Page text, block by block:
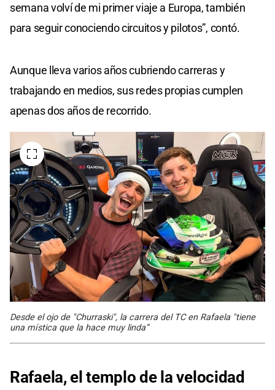
semana volví de mi primer viaje a Europa, también
para seguir conociendo circuitos y pilotos”, contó.
Aunque lleva varios años cubriendo carreras y
trabajando en medios, sus redes propias cumplen
apenas dos años de recorrido.
Desde el ojo de "Churraski", la carrera del TC en Rafaela "tiene
una mística que la hace muy linda”
Rafaela, el templo de la velocidad